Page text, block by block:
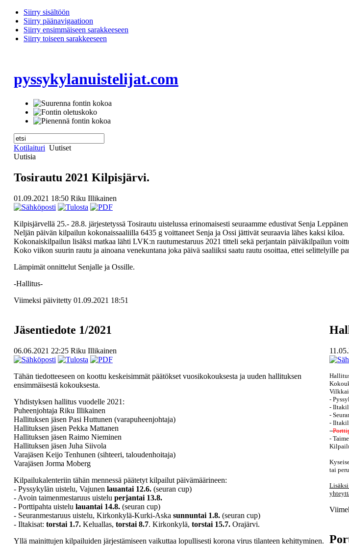
Siirry sisältöön
Siirry päänavigaatioon
Siirry ensimmäiseen sarakkeeseen
Siirry toiseen sarakkeeseen
pyssykylanuistelijat.com
Kotilaituri Uutiset
Uutisia
Tosirautu 2021 Kilpisjärvi.
01.09.2021 18:50 Riku Illikainen
Kilpisjärvellä 25.- 28.8. järjestetyssä Tosirautu uistelussa erinomaisesti seuraamme edustivat Senja
Neljän päivän kilpailun kokonaissaaliilla 6435 g voittaneet Senja ja Ossi jättivät seuraavia lähes kaksi kiloa.
Kokonaiskilpailun lisäksi matkaa lähti LVK:n rautumestaruus 2021 titteli sekä perjantain päiväkilpailun
Koko viikon suurin rautu ja ainoana venekuntana joka päivä saaliiksi saatu rautu osoittaa, ettei selittelyille
Lämpimät onnittelut Senjalle ja Ossille.
-Hallitus-
Viimeksi päivitetty 01.09.2021 18:51
Jäsentiedote 1/2021
06.06.2021 22:25 Riku Illikainen
Tähän tiedotteeseen on koottu keskeisimmät päätökset vuosikokouksesta ja uuden hallituksen
ensimmäisestä kokouksesta.
Yhdistyksen hallitus vuodelle 2021:
Puheenjohtaja Riku Illikainen
Hallituksen jäsen Pasi Huttunen (varapuheenjohtaja)
Hallituksen jäsen Pekka Mattanen
Hallituksen jäsen Raimo Nieminen
Hallituksen jäsen Juha Siivola
Varajäsen Keijo Tenhunen (sihteeri, taloudenhoitaja)
Varajäsen Jorma Moberg
Kilpailukalenteriin tähän mennessä päätetyt kilpailut päivämäärineen:
- Pyssykylän uistelu, Vajunen lauantai 12.6.(seuran cup)
- Avoin taimenmestaruus uistelu perjantai 13.8.
- Porttipahta uistelu lauantai 14.8.(seuran cup)
- Seuranmestaruus uistelu, Kirkonkylä-Kurki-Aska sunnuntai 1.8.(seuran cup)
- Iltakisat: torstai 1.7.Keluallas, torstai 8.7. Kirkonkylä, torstai 15.7.Orajärvi.
Yllä mainittujen kilpailuiden järjestämiseen vaikuttaa lopullisesti korona virus tilanteen kehittyminen.
-
-
-
-
-
-
tai
Lisäksi